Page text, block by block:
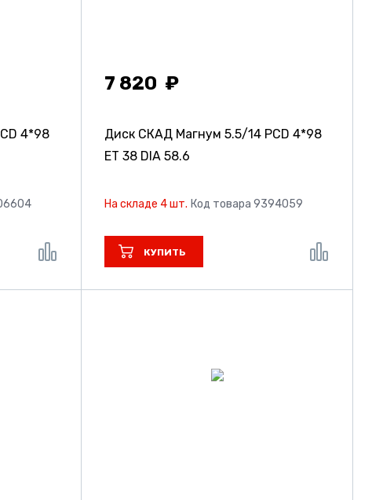
4*98
7 820
Диск СКАД Магнум5.5/14 PCD 4*98
ET 38 DIA 58.6
На складе 4 шт. Код товара 9394059
КУПИТЬ